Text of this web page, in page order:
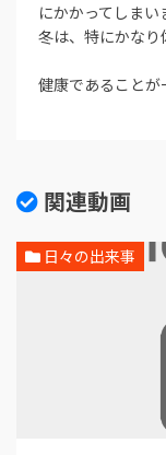
にかかってしまい
冬は、特にかなり
健康であることが
関連動画
日々の出来事